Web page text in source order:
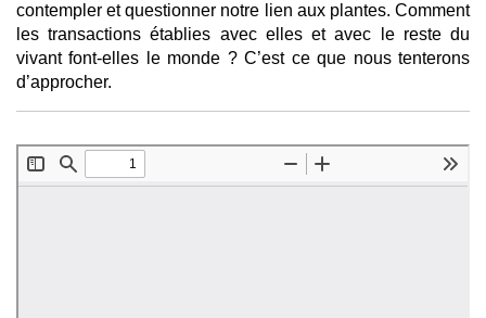
contempler et questionner notre lien aux plantes. Comment
les transactions établies avec elles et avec le reste du
vivant font-elles le monde ? C’est ce que nous tenterons
d’approcher.